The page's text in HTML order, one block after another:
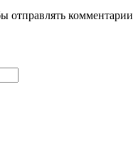
отправлять комментарии